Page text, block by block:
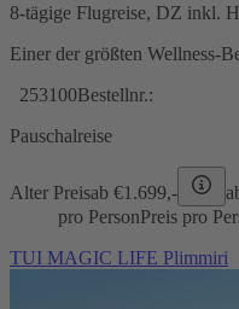
8-tägige Flugreise, DZ inkl.
Einer der größten Wellness-
253100Bestellnr.:
Pauschalreise
Alter Preisab €1.699,-
pro PersonPreis pro
TUI MAGIC LIFE Plimmiri